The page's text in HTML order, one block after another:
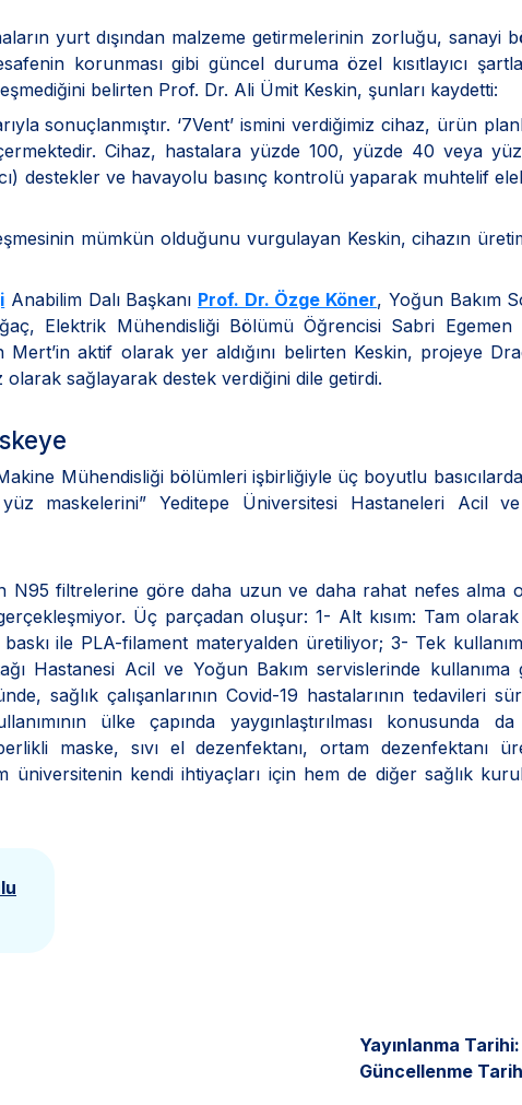
yurt dışından malzeme getirmelerinin zorluğu, sanayi
korunması gibi güncel duruma özel kısıtlayıcı
belirten Prof. Dr. Ali Ümit Keskin, şunları kaydetti:
sonuçlanmıştır. ‘7Vent’ ismini verdiğimiz cihaz, ürün
Cihaz, hastalara yüzde 100, yüzde 40 veya
destekler ve havayolu basınç kontrolü yaparak muhtelif
mümkün olduğunu vurgulayan Keskin, cihazın
Anabilim Dalı Başkanı Prof. Dr. Özge Köner, Yoğun Bakım
Elektrik Mühendisliği Bölümü Öğrencisi Sabri Egemen
aktif olarak yer aldığını belirten Keskin, projeye
olarak sağlayarak destek verdiğini dile getirdi.
Mühendisliği bölümleri işbirliğiyle üç boyutlu
maskelerini” Yeditepe Üniversitesi Hastaneleri Acil
filtrelerine göre daha uzun ve daha rahat nefes alma
Üç parçadan oluşur: 1- Alt kısım: Tam
ile PLA-filament materyalden üretiliyor; 3- Tek
Hastanesi Acil ve Yoğun Bakım servislerinde kullanıma
sağlık çalışanlarının Covid-19 hastalarının tedavileri
ülke çapında yaygınlaştırılması konusunda da
maske, sıvı el dezenfektanı, ortam dezenfektanı
kendi ihtiyaçları için hem de diğer sağlık
Yayınlanma Tarihi:
Güncellenme